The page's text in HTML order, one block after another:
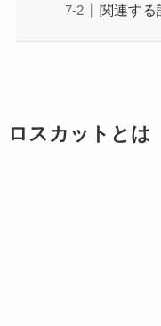
関連する
ロスカットとは